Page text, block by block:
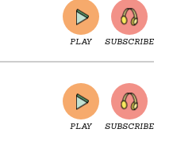
PLAY SUBSCRIBE
PLAY SUBSCRIBE